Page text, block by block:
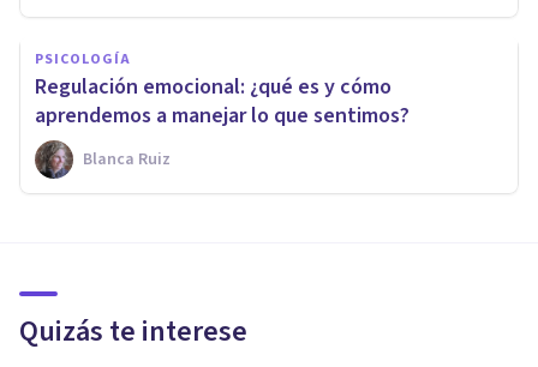
PSICOLOGÍA
Regulación emocional: ¿qué es y cómo
aprendemos a manejar lo que sentimos?
Blanca Ruiz
Quizás te interese